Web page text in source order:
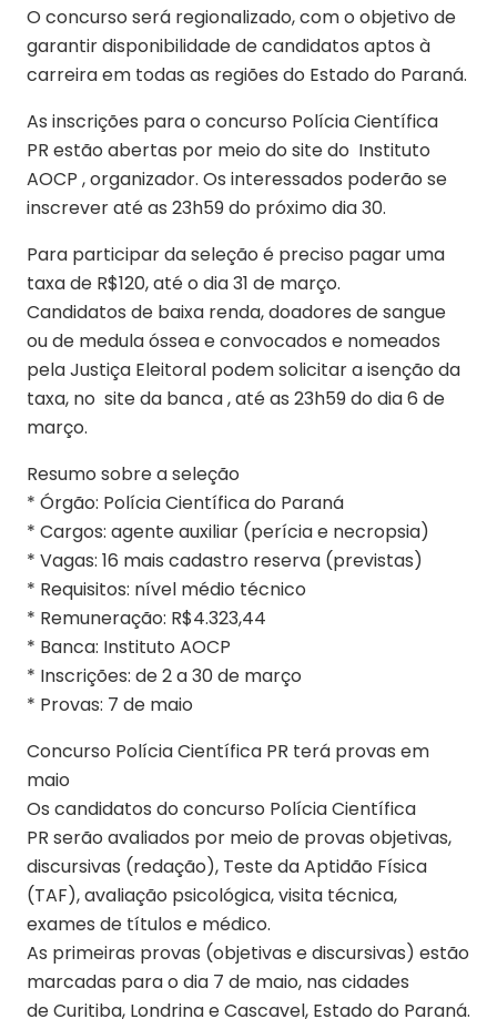
O concurso será regionalizado, com o objetivo de
garantir disponibilidade de candidatos aptos à
carreira em todas as regiões do Estado do Paraná.
As inscrições para o concurso Polícia Científica
PR estão abertas por meio do site do Instituto
AOCP , organizador. Os interessados poderão se
inscrever até as 23h59 do próximo dia 30.
Para participar da seleção é preciso pagar uma
taxa de R$120, até o dia 31 de março.
Candidatos de baixa renda, doadores de sangue
ou de medula óssea e convocados e nomeados
pela Justiça Eleitoral podem solicitar a isenção da
taxa, no site da banca , até as 23h59 do dia 6 de
março.
Resumo sobre a seleção
* Órgão: Polícia Científica do Paraná
* Cargos: agente auxiliar (perícia e necropsia)
* Vagas: 16 mais cadastro reserva (previstas)
* Requisitos: nível médio técnico
* Remuneração: R$4.323,44
* Banca: Instituto AOCP
* Inscrições: de 2 a 30 de março
* Provas: 7 de maio
Concurso Polícia Científica PR terá provas em
maio
Os candidatos do concurso Polícia Científica
PR serão avaliados por meio de provas objetivas,
discursivas (redação), Teste da Aptidão Física
(TAF), avaliação psicológica, visita técnica,
exames de títulos e médico.
As primeiras provas (objetivas e discursivas) estão
marcadas para o dia 7 de maio, nas cidades
de Curitiba, Londrina e Cascavel, Estado do Paraná.